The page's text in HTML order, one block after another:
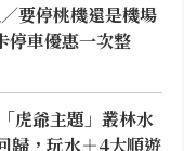
要停桃機還是機場
停車優惠一次整
虎爺主題」叢林水
歸，玩水＋4大順遊